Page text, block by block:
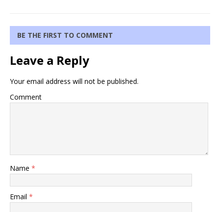
BE THE FIRST TO COMMENT
Leave a Reply
Your email address will not be published.
Comment
Name *
Email *